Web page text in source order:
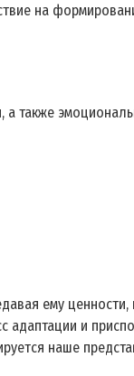
на
также
ему ценности,
адаптации и
наше